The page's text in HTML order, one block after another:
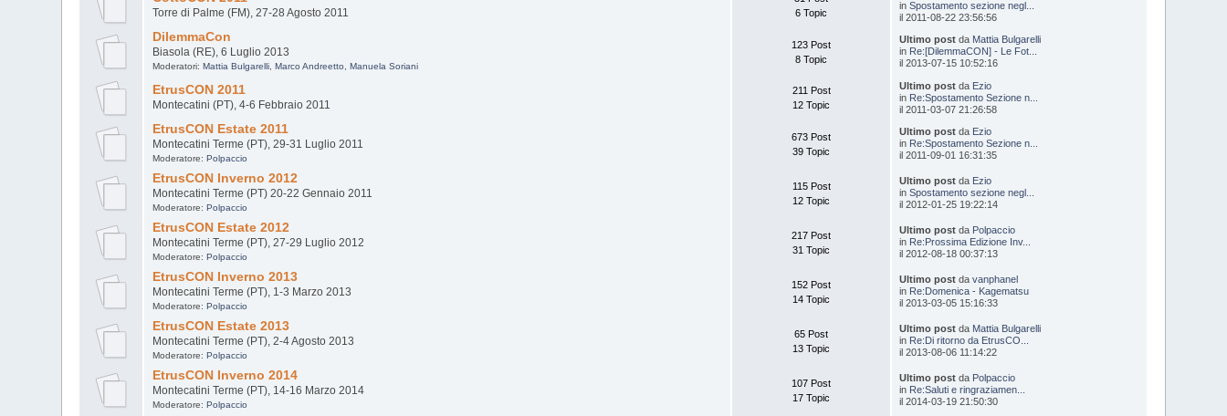
Torre di Palme (FM), 27-28 Agosto 2011
6 Topic
in Spostamento sezione negl...
il 2011-08-22 23:56:56
DilemmaCon
Biasola (RE), 6 Luglio 2013
Moderatori: Mattia Bulgarelli, Marco Andreetto Manuela Soriani
123 Post
8 Topic
Ultimo postda Mattia Bulgarelli
in Re:[DilemmaCON] - Le Fot...
il 2013-07-15 10:52:16
EtrusCON 2011
Montecatini (PT), 4-6 Febbraio 2011
211 Post
12 Topic
Ultimo postda Ezio
in Re:Spostamento Sezione n...
il 2011-03-07 21:26:58
EtrusCON Estate 2011
Montecatini Terme (PT), 29-31 Luglio 2011
Moderatore: Polpaccio
673 Post
39 Topic
Ultimo postda Ezio
in Re:Spostamento Sezione n...
il 2011-09-01 16:31:35
EtrusCON Inverno 2012
Montecatini Terme (PT) 20-22 Gennaio 2011
Moderatore: Polpaccio
115 Post
12 Topic
Ultimo postda Ezio
in Spostamento sezione negl...
il 2012-01-25 19:22:14
EtrusCON Estate 2012
Montecatini Terme (PT), 27-29 Luglio 2012
Moderatore: Polpaccio
217 Post
31 Topic
Ultimo postda Polpaccio
in Re:Prossima Edizione Inv...
il 2012-08-18 00:37:13
EtrusCON Inverno 2013
Montecatini Terme (PT), 1-3 Marzo 2013
Moderatore: Polpaccio
152 Post
14 Topic
Ultimo postda vanphanel
in Re:Domenica - Kagematsu
il 2013-03-05 15:16:33
EtrusCON Estate 2013
Montecatini Terme (PT), 2-4 Agosto 2013
Moderatore: Polpaccio
65 Post
13 Topic
Ultimo postda Mattia Bulgarelli
in Re:Di ritorno da EtrusCO...
il 2013-08-06 11:14:22
EtrusCON Inverno 2014
Montecatini Terme (PT), 14-16 Marzo 2014
Moderatore: Polpaccio
107 Post
17 Topic
Ultimo postda Polpaccio
in Re:Saluti e ringraziamen...
il 2014-03-19 21:50:30